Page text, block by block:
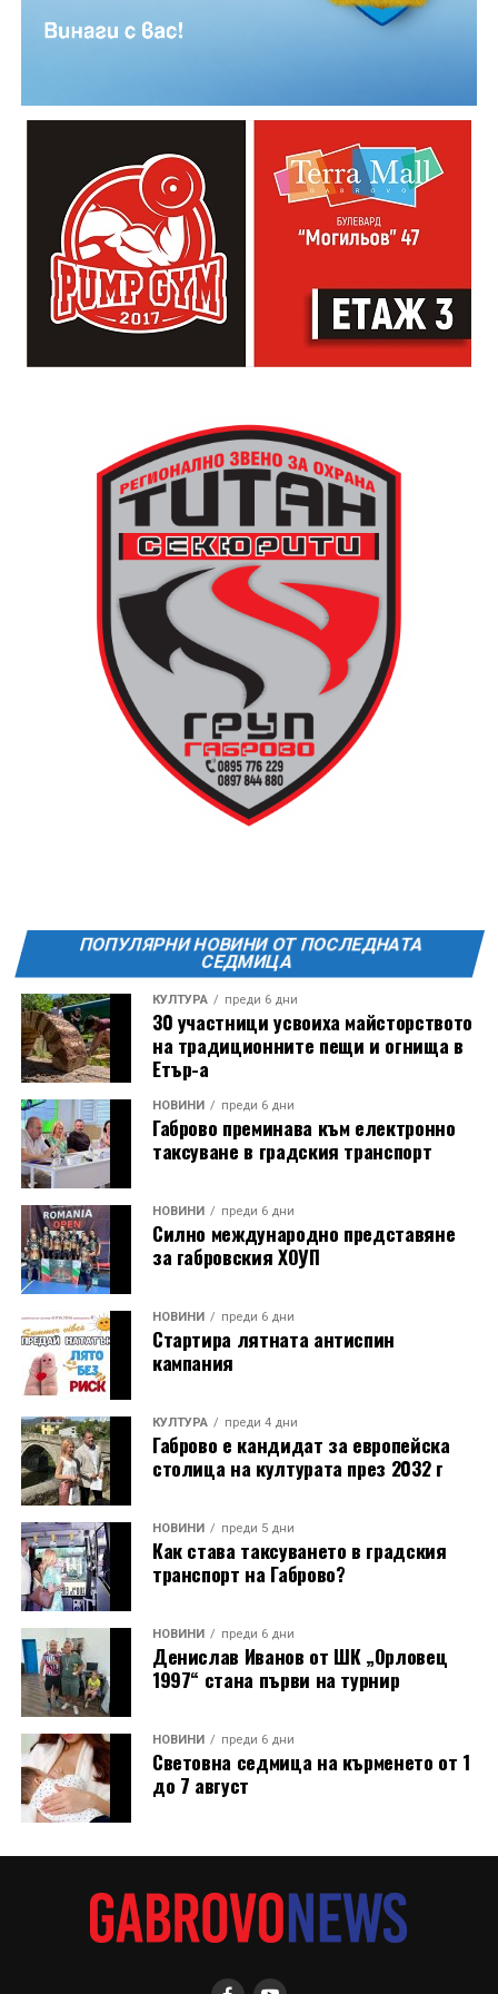
13 АВГУСТ (четвъртък)
19:00ч Групова тренировка с Йоанна Петрова от
20:00ч. Куиз вечер за обща култура
21:30ч. Прожекция на филма “Брънч за начинаещи”
Ще бъде хубаво – не някога и някъде, а тук и сега!
които свират на китара, да се включат – независимо
от професионалното им ниво. Събитието е различно
– то не е концерт, а споделено преживяване, в което
всеки участва по свой начин. Няма сцена или
официална програма, няма предварително обявени
изпълнители и разделение между публика и
артисти. Всеки е добре дошъл да пее, свири или
просто да преживее звездопад, изпълнен с музика,
падащи звезди и желания.
транспорт до местността Градище. Електрическият
автобус ще тръгне в 19:30 ч. от пл. „Възраждане“, а
обратно към града в 00:00 ч. – от паркинга до
поляната. Вземете със себе си връхна дреха и одеяло
или шалте! За повече информация тел. 0887907075.
ПОПУЛЯРНИ НОВИНИ ОТ ПОСЛЕДНАТА
СЕДМИЦА
КУЛТУРА преди 6 дни
30 участници усвоиха майсторството
на традиционните пещи и огнища в
Етър-а
НОВИНИ преди 6 дни
Габрово преминава към електронно
таксуване в градския транспорт
НОВИНИ преди 6 дни
Силно международно представяне
за габровския ХОУП
НОВИНИ преди 6 дни
Стартира лятната антиспин
кампания
КУЛТУРА преди 4 дни
Габрово е кандидат за европейска
столица на културата през 2032 г
НОВИНИ преди 5 дни
Как става таксуването в градския
транспорт на Габрово?
НОВИНИ преди 6 дни
Денислав Иванов от ШК „Орловец
1997“ стана първи на турнир
НОВИНИ преди 6 дни
Световна седмица на кърменето от 1
до 7 август